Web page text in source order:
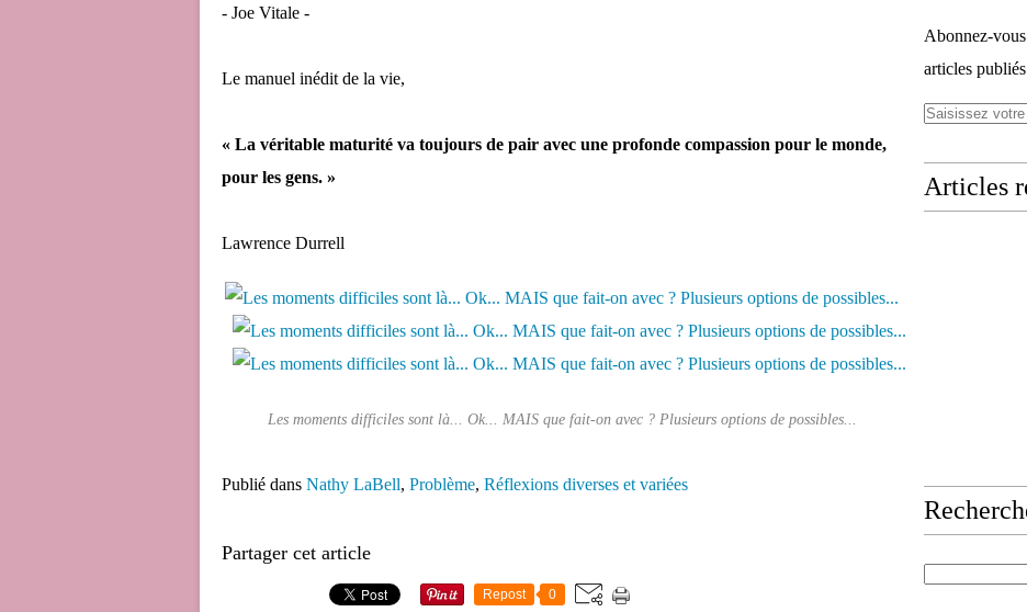
- Joe Vitale -
Le manuel inédit de la vie,
« La véritable maturité va toujours de pair avec une profonde compassion pour le monde,
pour les gens. »
Lawrence Durrell
Les moments difficiles sont là... Ok... MAIS que fait-on avec ? Plusieurs options de possibles...
Publié dans Nathy LaBell, Problème, Réflexions diverses et variées
Partager cet article
Repost 0
Abonnez-
articles
Articles